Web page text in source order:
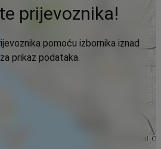
prijevoznika!
pomoću izbornika iznad
prikaz podataka.